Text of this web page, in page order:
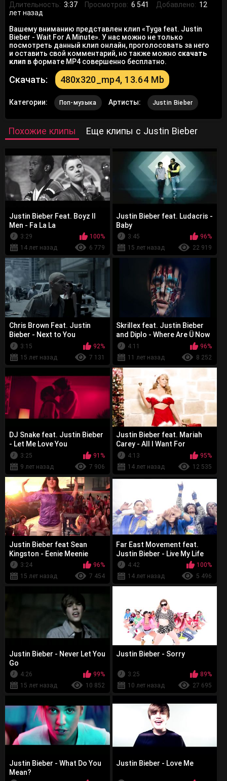
Длительность: 3:37 Просмотров: 6 541 Добавлено: 12
лет назад
Вашему вниманию представлен клип «Tyga feat. Justin
Bieber - Wait For A Minute». У нас можно не только
посмотреть данный клип онлайн, проголосовать за него
и оставить свой комментарий, но также можно скачать
клип в формате MP4 совершенно бесплатно.
Скачать: 480x320_mp4, 13.64 Mb
Категории: Поп-музыка Артисты: Justin Bieber
Похожие клипы Еще клипы с Justin Bieber
Justin Bieber Feat. Boyz II
Men - Fa La La
3:29
100%
14 лет назад
6 779
Justin Bieber feat. Ludacris -
Baby
3:45
96%
15 лет назад
22 919
Chris Brown Feat. Justin
Bieber - Next to You
3:15
92%
15 лет назад
7 131
Skrillex feat. Justin Bieber
and Diplo - Where Are Ü Now
4:11
96%
11 лет назад
8 252
DJ Snake feat. Justin Bieber
- Let Me Love You
3:25
91%
9 лет назад
7 906
Justin Bieber feat. Mariah
Carey - All I Want For
Christmas Is You
4:13
95%
14 лет назад
12 535
Justin Bieber feat Sean
Kingston - Eenie Meenie
3:24
96%
15 лет назад
7 454
Far East Movement feat.
Justin Bieber - Live My Life
4:42
100%
14 лет назад
5 496
Justin Bieber - Never Let You
Go
4:26
99%
15 лет назад
10 852
Justin Bieber - Sorry
3:25
89%
10 лет назад
27 695
Justin Bieber - What Do You
Mean?
Justin Bieber - Love Me